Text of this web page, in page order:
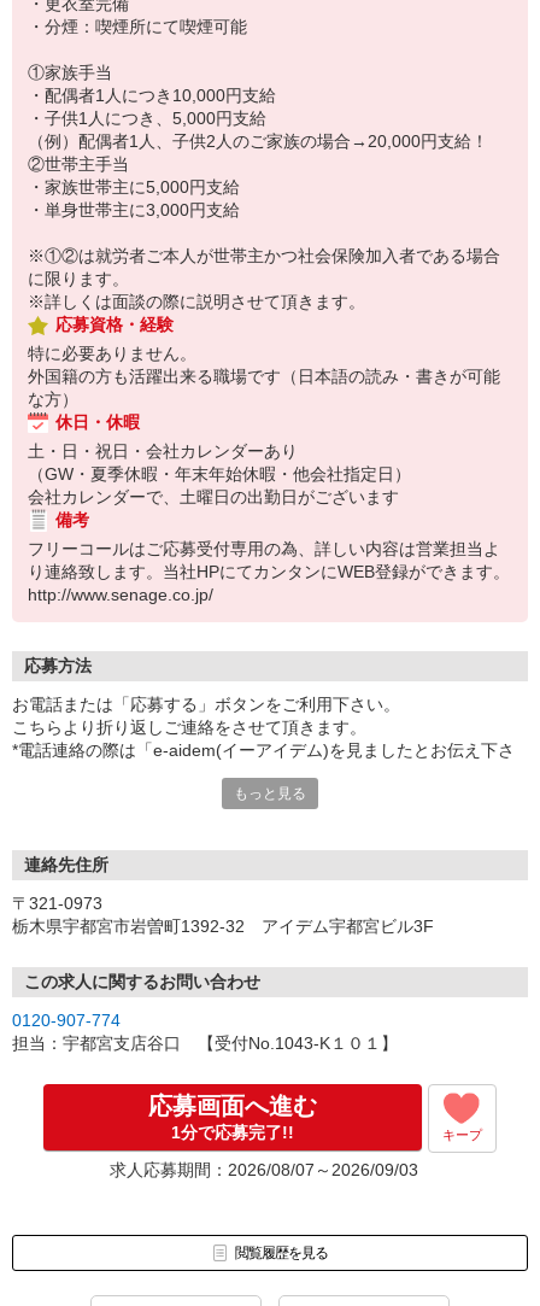
・分煙：喫煙所にて喫煙可能
①家族手当
・配偶者1人につき10,000円支給
・子供1人につき、5,000円支給
（例）配偶者1人、子供2人のご家族の場合→20,000円支給！
②世帯主手当
・家族世帯主に5,000円支給
・単身世帯主に3,000円支給
※①②は就労者ご本人が世帯主かつ社会保険加入者である場合
に限ります。
※詳しくは面談の際に説明させて頂きます。
応募資格・経験
特に必要ありません。
外国籍の方も活躍出来る職場です（日本語の読み・書きが可能
な方）
休日・休暇
土・日・祝日・会社カレンダーあり
（GW・夏季休暇・年末年始休暇・他会社指定日）
会社カレンダーで、土曜日の出勤日がございます
備考
フリーコールはご応募受付専用の為、詳しい内容は営業担当よ
り連絡致します。当社HPにてカンタンにWEB登録ができます。
http://www.senage.co.jp/
応募方法
お電話または「応募する」ボタンをご利用下さい。
こちらより折り返しご連絡をさせて頂きます。
*電話連絡の際は「e-aidem(イーアイデム)を見ましたとお伝え下さ
もっと見る
連絡先住所
〒321-0973
栃木県宇都宮市岩曽町1392-32 アイデム宇都宮ビル3F
この求人に関するお問い合わせ
0120-907-774
担当：宇都宮支店谷口 【受付No.1043‐K１０１】
応募画面へ進む
1分で応募完了!! キープ
求人応募期間：2026/08/07～2026/09/03
閲覧履歴を見る